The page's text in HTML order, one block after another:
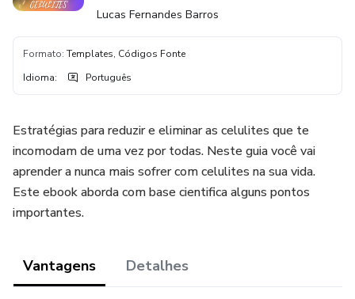
Lucas Fernandes Barros
Formato: Templates, Códigos Fonte
Idioma: Português
Estratégias para reduzir e eliminar as celulites que te
incomodam de uma vez por todas. Neste guia você vai
aprender a nunca mais sofrer com celulites na sua vida.
Este ebook aborda com base cientifica alguns pontos
importantes.
Vantagens Detalhes